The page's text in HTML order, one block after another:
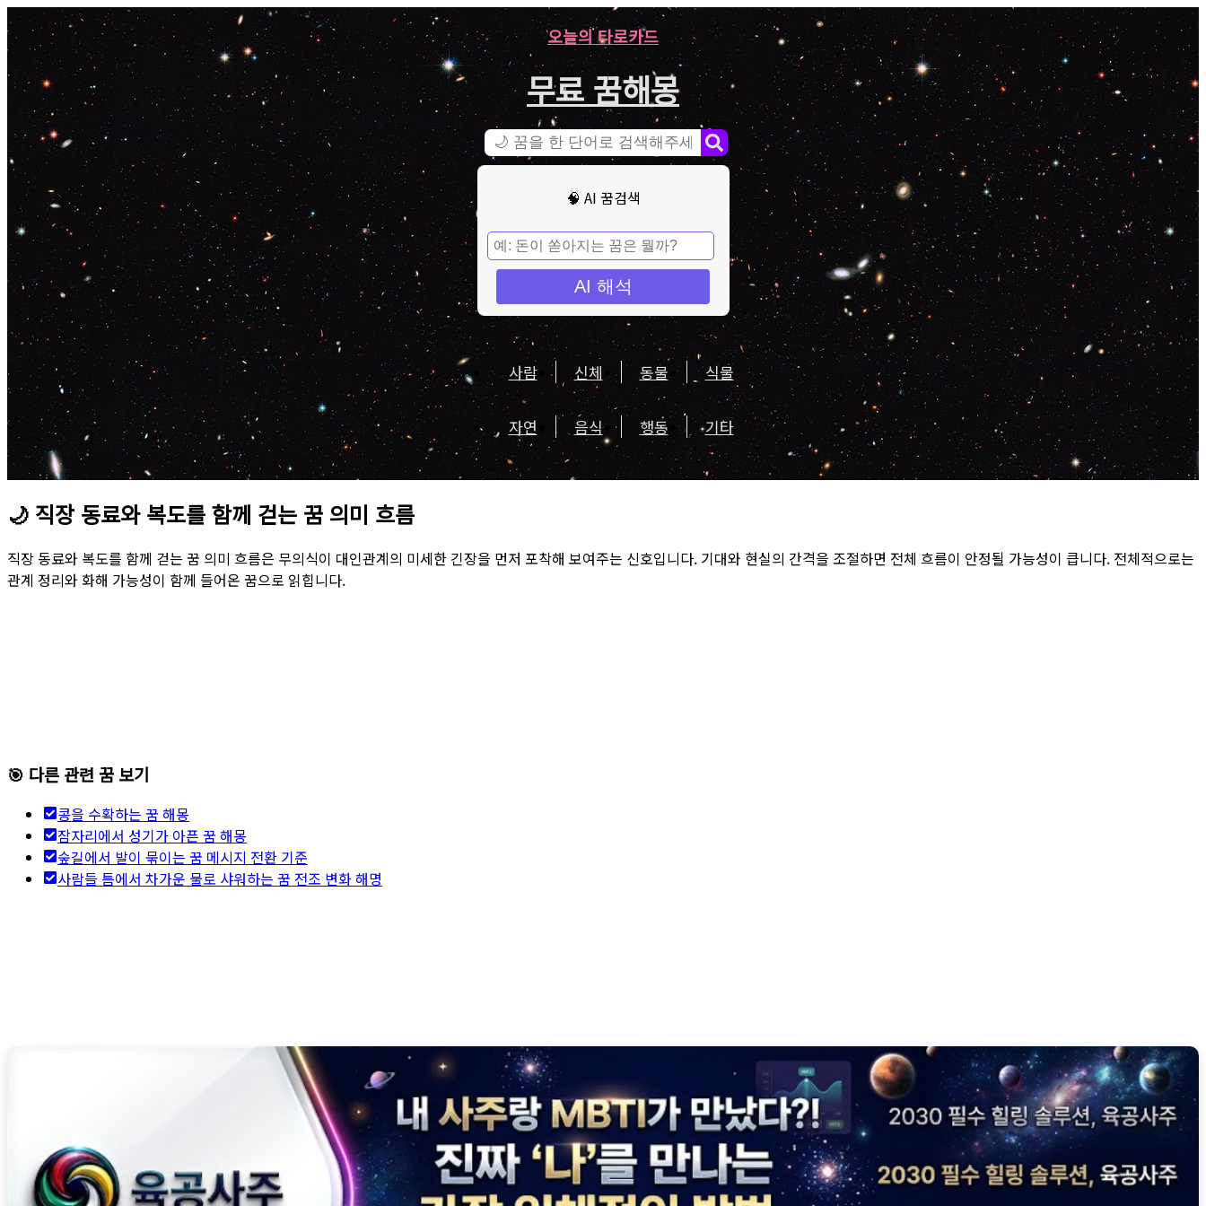
오늘의 타로카드
무료 꿈해몽
🧠 AI 꿈검색
AI 해석
사람 신체 동물 식물
자연 음식 행동 기타
🌙 직장 동료와 복도를 함께 걷는 꿈 의미 흐름
직장 동료와 복도를 함께 걷는 꿈 의미 흐름은 무의식이 대인관계의 미세한 긴장을 먼저 포착해 보여주는 신호입니다. 기대와 현실의 간격을 조절하면 전체 흐름이 안정될 가능성이 큽니다. 전체적으로는
관계 정리와 화해 가능성이 함께 들어온 꿈으로 읽힙니다.
🎯 다른 관련 꿈 보기
콩을 수확하는 꿈 해몽
잠자리에서 성기가 아픈 꿈 해몽
숲길에서 발이 묶이는 꿈 메시지 전환 기준
사람들 틈에서 차가운 물로 샤워하는 꿈 전조 변화 해명